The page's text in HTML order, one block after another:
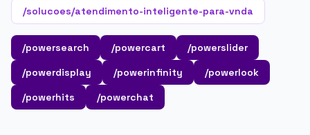
/solucoes/atendimento-inteligente-para-vnda
/powersearch /powercart
/powerslider
/powerdisplay
/powerinfinity
/powerlook
/powerhits
/powerchat